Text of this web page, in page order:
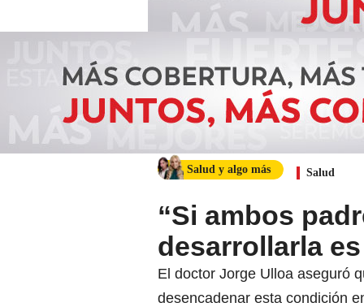
Salud y algo más Salud
“Si ambos
desarrollarla
El doctor Jorge Ulloa aseguró
desencadenar esta condición